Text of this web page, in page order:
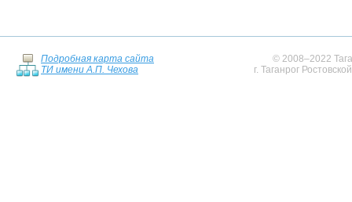
Подробная карта сайта
ТИ имени А.П. Чехова
© 2008–2022
г. Таганрог